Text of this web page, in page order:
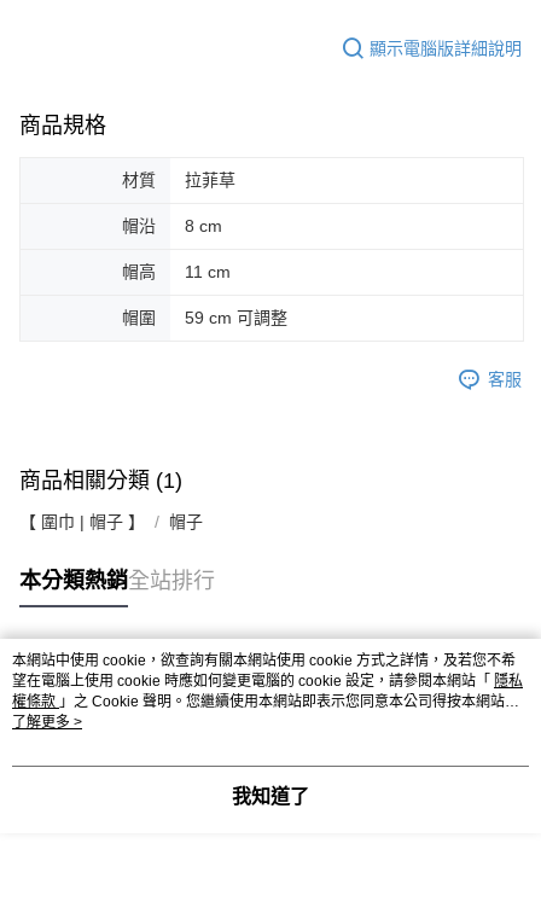
顯示電腦版詳細說明
商品規格
材質 拉菲草
帽沿 8 cm
帽高 11 cm
帽圍 59 cm 可調整
客服
商品相關分類 (1)
【 圍巾 | 帽子 】 帽子
本分類熱銷全站排行
熱門標籤
本網站中使用 cookie，欲查詢有關本網站使用 cookie 方式之詳情，及若您不希
望在電腦上使用 cookie 時應如何變更電腦的 cookie 設定，請參閱本網站「 隱私
權條款 」之 Cookie 聲明。您繼續使用本網站即表示您同意本公司得按本網站使
用條款之 Cookie 聲明使用 cookie。
了解更多 >
我知道了